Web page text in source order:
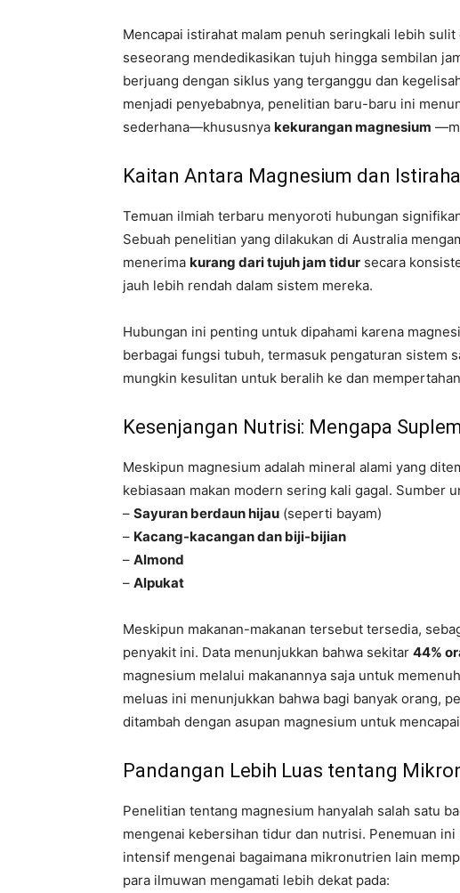
Mencapai istirahat malam penuh seringkali lebih
seseorang mendedikasikan tujuh hingga sembilan
berjuang dengan siklus yang terganggu dan
menjadi penyebabnya, penelitian baru-baru ini
sederhana—khususnya kekurangan magnesium
Kaitan Antara Magnesium dan
Temuan ilmiah terbaru menyoroti hubungan
Sebuah penelitian yang dilakukan di Australia
menerima kurang dari tujuh jam tidur secara
jauh lebih rendah dalam sistem mereka.
Hubungan ini penting untuk dipahami karena
berbagai fungsi tubuh, termasuk pengaturan sistem
mungkin kesulitan untuk beralih ke dan
Kesenjangan Nutrisi: Mengapa
Meskipun magnesium adalah mineral alami yang
kebiasaan makan modern sering kali gagal. Sumber
– Sayuran berdaun hijau (seperti bayam)
– Kacang-kacangan dan biji-bijian
– Almond
– Alpukat
Meskipun makanan-makanan tersebut tersedia,
penyakit ini. Data menunjukkan bahwa sekitar 44%
magnesium melalui makanannya saja untuk
meluas ini menunjukkan bahwa bagi banyak orang,
ditambah dengan asupan magnesium untuk
Pandangan Lebih Luas tentang
Penelitian tentang magnesium hanyalah salah satu
mengenai kebersihan tidur dan nutrisi. Penemuan
intensif mengenai bagaimana mikronutrien lain
para ilmuwan mengamati lebih dekat pada: